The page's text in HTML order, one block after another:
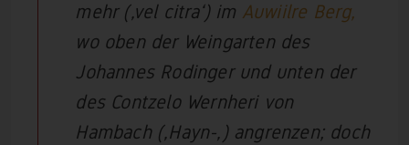
mehr (‚vel citra‘) im Auwiilre Berg,
wo oben der Weingarten des
Johannes Rodinger und unten der
des Contzelo Wernheri von
Hambach (‚Hayn-‚) angrenzen; doch